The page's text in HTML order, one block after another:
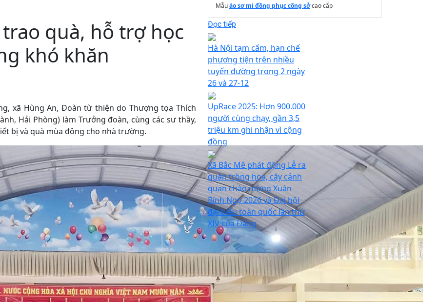
quà, hỗ trợ học
khó khăn
xã Hùng An, Đoàn từ thiện do Thượng tọa Thích
Hải Phòng) làm Trưởng đoàn, cùng các sư thầy,
bị và quà mùa đông cho nhà trường.
Mẫuáo sơ mi đồng phục công sởcao cấp
Đọc tiếp
Hà Nội tạm cấm, hạn chế
phương tiện trên nhiều
tuyến đường trong 2 ngày
26 và 27-12
UpRace 2025: Hơn 900.000
người cùng chạy, gần 3,5
triệu km ghi nhận vì cộng
đồng
Xã Bắc Mê phát động Lễ ra
quân trồng hoa, cây cảnh
quan chào mừng Xuân
Bính Ngọ 2026 và Đại hội
đại biểu toàn quốc lần thứ
XIV của Đảng